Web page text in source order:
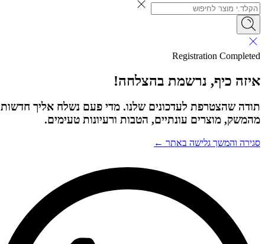
Registration Completed
איזה כיף, נרשמת בהצלחה!
תודה שהצטרפת לעדכונים שלנו. מדי פעם נשלח אליך חדשות
מהמשק, מוצרים עונתיים, הטבות ורעיונות טעימים.
סגירה והמשך גלישה באתר ←